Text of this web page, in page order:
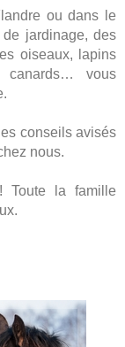
ou dans le
jardinage, des
oiseaux, lapins
canards… vous
conseils avisés
nous.
Toute la famille